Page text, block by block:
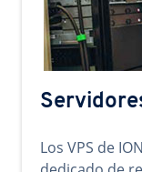
Los VPS de